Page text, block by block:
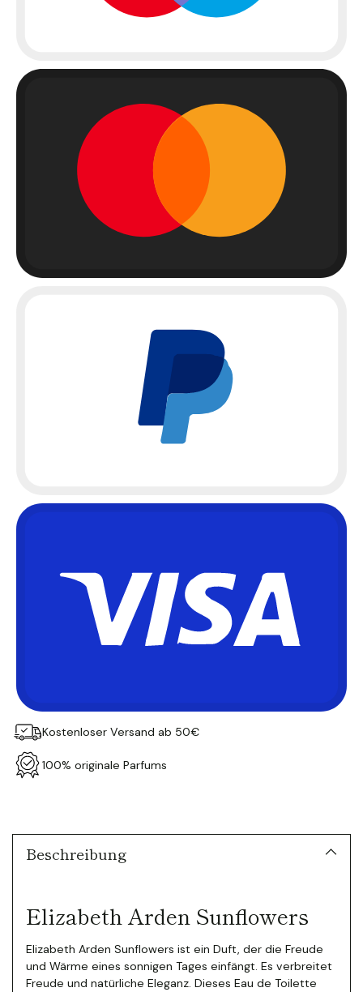
Kostenloser Versand ab 50€
100% originale Parfums
legen
Beschreibung
Elizabeth Arden Sunflowers
Elizabeth Arden Sunflowers ist ein Duft, der die Freude
und Wärme eines sonnigen Tages einfängt. Es verbreitet
Freude und natürliche Eleganz. Dieses Eau de Toilette